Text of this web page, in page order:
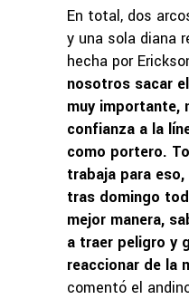
En total, dos
y una sola diana
hecha por
nosotros sacar
muy importante,
confianza a la
como portero.
trabaja para
tras domingo
mejor manera,
a traer peligro y
reaccionar de la
comentó el